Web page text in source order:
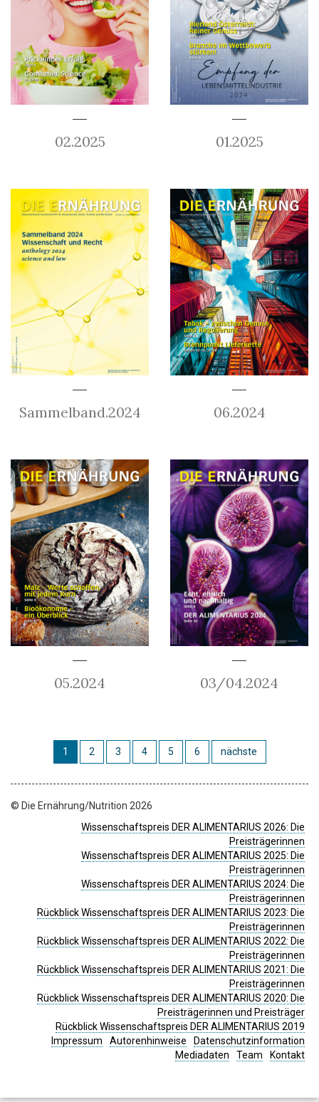
02.2025 01.2025
Sammelband.2024 06.2024
05.2024 03/04.2024
1 2 3 4 5 6 nächste
© Die Ernährung/Nutrition 2026
Wissenschaftspreis DER ALIMENTARIUS 2026: Die
Preisträgerinnen
Wissenschaftspreis DER ALIMENTARIUS 2025: Die
Preisträgerinnen
Wissenschaftspreis DER ALIMENTARIUS 2024: Die
Preisträgerinnen
Rückblick Wissenschaftspreis DER ALIMENTARIUS 2023: Die
Preisträgerinnen
Rückblick Wissenschaftspreis DER ALIMENTARIUS 2022: Die
Preisträgerinnen
Rückblick Wissenschaftspreis DER ALIMENTARIUS 2021: Die
Preisträgerinnen
Rückblick Wissenschaftspreis DER ALIMENTARIUS 2020: Die
Preisträgerinnen und Preisträger
Rückblick Wissenschaftspreis DER ALIMENTARIUS 2019
Impressum
Autorenhinweise
Datenschutzinformation
Mediadaten
Team Kontakt